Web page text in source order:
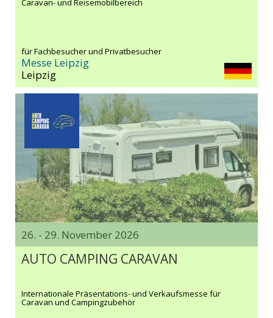
Caravan- und Reisemobilbereich
für Fachbesucher und Privatbesucher
Messe Leipzig
Leipzig
26. - 29. November 2026
AUTO CAMPING CARAVAN
Internationale Präsentations- und Verkaufsmesse für
Caravan und Campingzubehör